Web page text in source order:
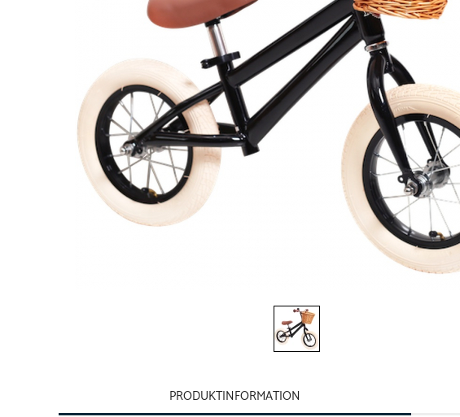
PRODUKTINFORMATION